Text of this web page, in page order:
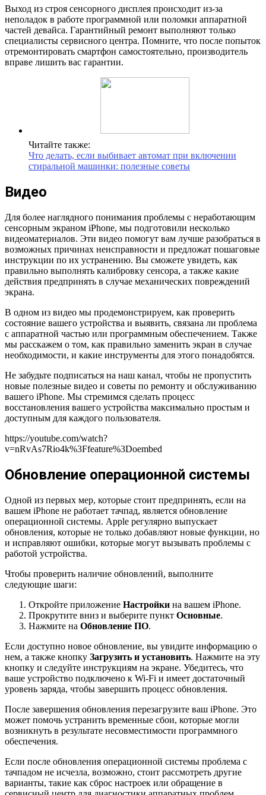
Выход из строя сенсорного дисплея происходит из-за
неполадок в работе программной или поломки аппаратной
частей девайса. Гарантийный ремонт выполняют только
специалисты сервисного центра. Помните, что после попыток
отремонтировать смартфон самостоятельно, производитель
вправе лишить вас гарантии.
Читайте также:
Что делать, если выбивает автомат при включении
стиральной машинки: полезные советы
Видео
Для более наглядного понимания проблемы с неработающим
сенсорным экраном iPhone, мы подготовили несколько
видеоматериалов. Эти видео помогут вам лучше разобраться в
возможных причинах неисправности и предложат пошаговые
инструкции по их устранению. Вы сможете увидеть, как
правильно выполнять калибровку сенсора, а также какие
действия предпринять в случае механических повреждений
экрана.
В одном из видео мы продемонстрируем, как проверить
состояние вашего устройства и выявить, связана ли проблема
с аппаратной частью или программным обеспечением. Также
мы расскажем о том, как правильно заменить экран в случае
необходимости, и какие инструменты для этого понадобятся.
Не забудьте подписаться на наш канал, чтобы не пропустить
новые полезные видео и советы по ремонту и обслуживанию
вашего iPhone. Мы стремимся сделать процесс
восстановления вашего устройства максимально простым и
доступным для каждого пользователя.
https://youtube.com/watch?
v=nRvAs7Rio4k%3Ffeature%3Doembed
Обновление операционной системы
Одной из первых мер, которые стоит предпринять, если на
вашем iPhone не работает тачпад, является обновление
операционной системы. Apple регулярно выпускает
обновления, которые не только добавляют новые функции, но
и исправляют ошибки, которые могут вызывать проблемы с
работой устройства.
Чтобы проверить наличие обновлений, выполните
следующие шаги:
Откройте приложение Настройки на вашем iPhone.
Прокрутите вниз и выберите пункт Основные.
Нажмите на Обновление ПО.
Если доступно новое обновление, вы увидите информацию о
нем, а также кнопку Загрузить и установить. Нажмите на эту
кнопку и следуйте инструкциям на экране. Убедитесь, что
ваше устройство подключено к Wi-Fi и имеет достаточный
уровень заряда, чтобы завершить процесс обновления.
После завершения обновления перезагрузите ваш iPhone. Это
может помочь устранить временные сбои, которые могли
возникнуть в результате несовместимости программного
обеспечения.
Если после обновления операционной системы проблема с
тачпадом не исчезла, возможно, стоит рассмотреть другие
варианты, такие как сброс настроек или обращение в